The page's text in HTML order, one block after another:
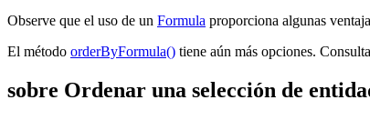
Observe que el uso de un Formula proporciona algunas
El método orderByFormula() tiene aún más opciones.
sobre Ordenar una selección de